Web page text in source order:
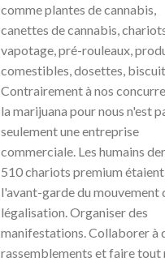
comme plantes de cannabis,
canettes de cannabis,
vapotage, pré-rouleaux,
comestibles, dosettes,
Contrairement à nos
la marijuana pour nous n'est
seulement une entreprise
commerciale. Les humains
510 chariots premium étaient
l'avant-garde du mouvement
légalisation. Organiser des
manifestations. Collaborer à
rassemblements et faire tout